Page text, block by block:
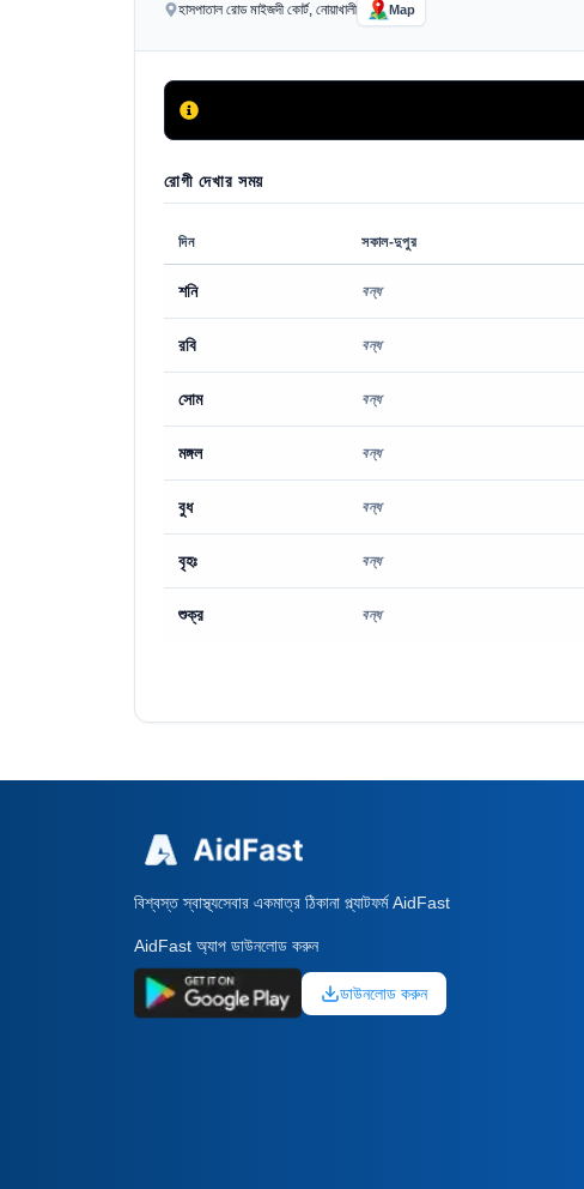
হাসপাতাল রোড মাইজদী কোর্ট, নোয়াখালী Map
রোগী দেখার সময়
দিন সকাল-দুপুর
শনি বন্ধ
রবি বন্ধ
সোম বন্ধ
মঙ্গল বন্ধ
বুধ বন্ধ
বৃহঃ বন্ধ
শুক্র বন্ধ
বিশ্বস্ত স্বাস্থ্যসেবার একমাত্র ঠিকানা প্ল্যাটফর্ম AidFast
AidFast অ্যাপ ডাউনলোড করুন
ডাউনলোড করুন